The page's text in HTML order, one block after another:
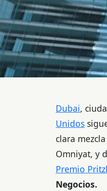
Dubai,
Unidos
clara
Omniyat, y
Premio
Negocios.